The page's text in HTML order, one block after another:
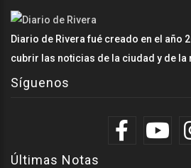
Diario de Rivera fué creado en el año
cubrir las noticias de la ciudad y de la
Síguenos
Últimas Notas